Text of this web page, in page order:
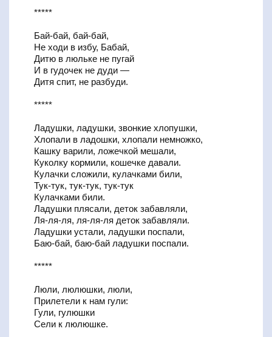
*****
Бай-бай, бай-бай,
Не ходи в избу, Бабай,
Дитю в люльке не пугай
И в гудочек не дуди —
Дитя спит, не разбуди.
*****
Ладушки, ладушки, звонкие хлопушки,
Хлопали в ладошки, хлопали немножко,
Кашку варили, ложечкой мешали,
Куколку кормили, кошечке давали.
Кулачки сложили, кулачками били,
Тук-тук, тук-тук, тук-тук
Кулачками били.
Ладушки плясали, деток забавляли,
Ля-ля-ля, ля-ля-ля деток забавляли.
Ладушки устали, ладушки поспали,
Баю-бай, баю-бай ладушки поспали.
*****
Люли, люлюшки, люли,
Прилетели к нам гули:
Гули, гулюшки
Сели к люлюшке.